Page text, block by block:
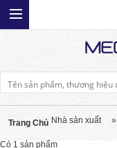
Trang Chủ Nhà sản xuất »
Có 1 sản phẩm